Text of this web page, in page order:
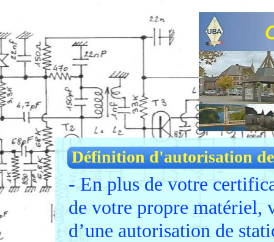
Définition d'autorisation
- En plus de votre
de votre propre matériel,
d’une autorisation de